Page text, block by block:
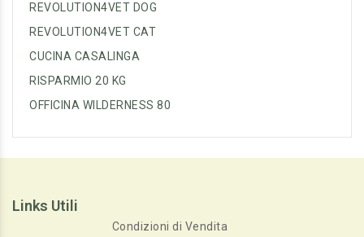
REVOLUTION4VET DOG
REVOLUTION4VET CAT
CUCINA CASALINGA
RISPARMIO 20 KG
OFFICINA WILDERNESS 80
Links Utili
Condizioni di Vendita